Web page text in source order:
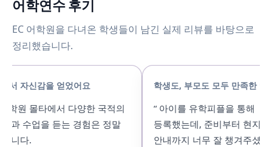
어학연수 후기
EC 어학원을 다녀온 학생들이 남긴 실제 리뷰를 바탕으로
정리했습니다.
서 자신감을 얻었어요
학원 몰타에서 다양한 국적의
과 수업을 듣는 경험은 정말
니다.
학생도, 부모도 모두 만족한 연
“ 아이를 유학피플을 통해
등록했는데, 준비부터 현지 생
안내까지 너무 잘 챙겨주셨어